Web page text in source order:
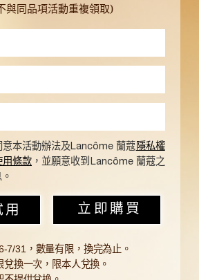
與同品項活動重複領取)
意本活動辦法及Lancôme 蘭蔻 隱私權
用條款 ，並願意收到Lancôme 蘭蔻之
立即購買
7/31，數量有限，換完為止。
換一次，限本人兌換。